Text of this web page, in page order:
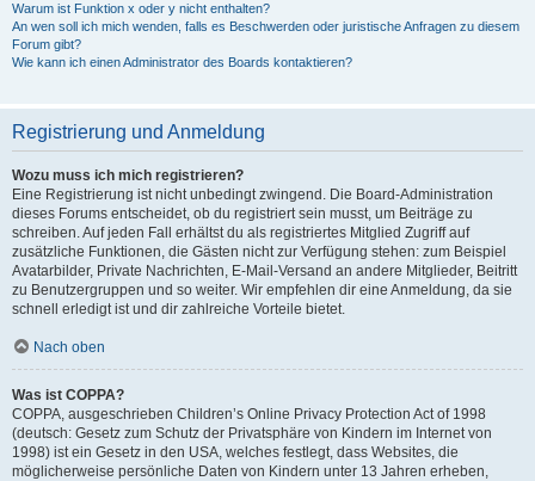
Warum ist Funktion x oder y nicht enthalten?
An wen soll ich mich wenden, falls es Beschwerden oder juristische Anfragen zu diesem
Forum gibt?
Wie kann ich einen Administrator des Boards kontaktieren?
Registrierung und Anmeldung
Wozu muss ich mich registrieren?
Eine Registrierung ist nicht unbedingt zwingend. Die Board-Administration
dieses Forums entscheidet, ob du registriert sein musst, um Beiträge zu
schreiben. Auf jeden Fall erhältst du als registriertes Mitglied Zugriff auf
zusätzliche Funktionen, die Gästen nicht zur Verfügung stehen: zum Beispiel
Avatarbilder, Private Nachrichten, E-Mail-Versand an andere Mitglieder, Beitritt
zu Benutzergruppen und so weiter. Wir empfehlen dir eine Anmeldung, da sie
schnell erledigt ist und dir zahlreiche Vorteile bietet.
Nach oben
Was ist COPPA?
COPPA, ausgeschrieben Children’s Online Privacy Protection Act of 1998
(deutsch: Gesetz zum Schutz der Privatsphäre von Kindern im Internet von
1998) ist ein Gesetz in den USA, welches festlegt, dass Websites, die
möglicherweise persönliche Daten von Kindern unter 13 Jahren erheben,